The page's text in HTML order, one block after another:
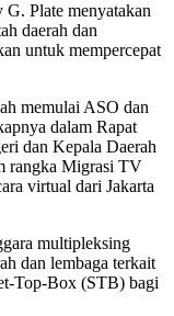
Plate menyatakan
daerah dan
untuk mempercepat
memulai ASO dan
dalam Rapat
dan Kepala Daerah
rangka Migrasi TV
virtual dari Jakarta
multipleksing
dan lembaga terkait
Top-Box (STB) bagi